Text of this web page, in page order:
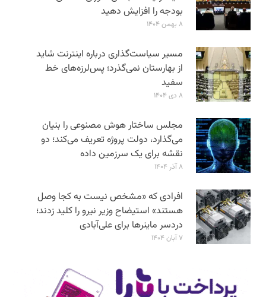
بودجه را افزایش دهید
۸ بهمن ۱۴۰۴
مسیر سیاست‌گذاری درباره اینترنت شاید
از بهارستان نمی‌گذرد؛ پس‌لرزه‌های خط
سفید
۸ دی ۱۴۰۴
مجلس ساختار هوش مصنوعی را بنیان
می‌گذارد، دولت پروژه تعریف می‌کند؛ دو
نقشه برای یک سرزمین داده
۸ آذر ۱۴۰۴
افرادی که «مشخص نیست به کجا وصل
هستند» استیضاح وزیر نیرو را کلید زدند؛
دردسر ماینرها برای علی‌آبادی
۷ آبان ۱۴۰۴